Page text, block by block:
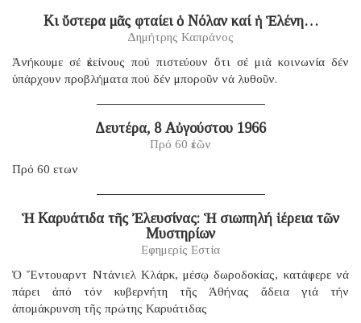
Κι ὕστερα μᾶς φταίει ὁ Νόλαν καί ἡ Ἑλένη…
Δημήτρης Καπράνος
Ἀνήκουμε σέ ἐκείνους πού πιστεύουν ὅτι σέ μιά κοινωνία δέν
ὑπάρχουν προβλήματα πού δέν μποροῦν νά λυθοῦν.
Δευτέρα, 8 Αὐγούστου 1966
Πρό 60 ἐτῶν
Πρό 60 ετων
Ἡ Καρυάτιδα τῆς Ἐλευσίνας: Ἡ σιωπηλή ἱέρεια τῶν
Μυστηρίων
Εφημερίς Εστία
Ὁ Ἔντουαρντ Ντάνιελ Κλάρκ, μέσῳ δωροδοκίας, κατάφερε νά
πάρει ἀπό τόν κυβερνήτη τῆς Ἀθήνας ἄδεια γιά τήν
ἀπομάκρυνση τῆς πρώτης Καρυάτιδας